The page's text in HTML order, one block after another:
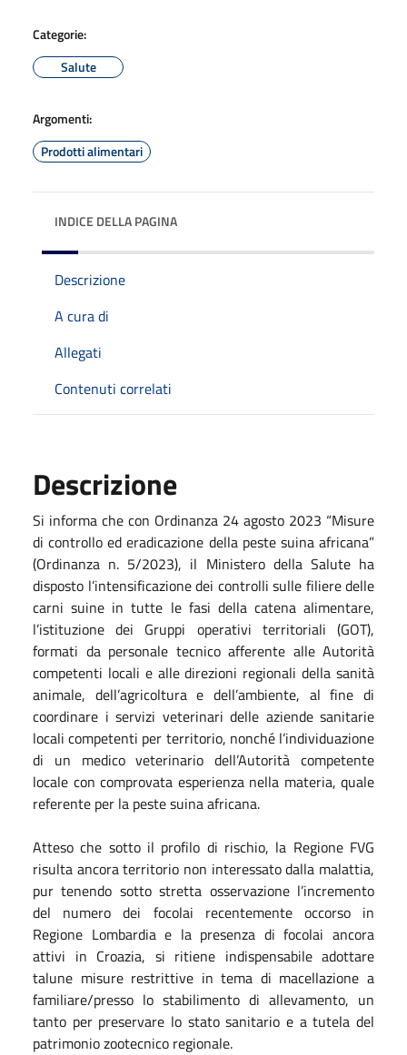
Categorie:
Salute
Argomenti:
Prodotti alimentari
INDICE DELLA PAGINA
Descrizione
A cura di
Allegati
Contenuti correlati
Descrizione
Si informa che con Ordinanza 24 agosto 2023 “Misure
di controllo ed eradicazione della peste suina africana”
(Ordinanza n. 5/2023), il Ministero della Salute ha
disposto l’intensificazione dei controlli sulle filiere delle
carni suine in tutte le fasi della catena alimentare,
l’istituzione dei Gruppi operativi territoriali (GOT),
formati da personale tecnico afferente alle Autorità
competenti locali e alle direzioni regionali della sanità
animale, dell’agricoltura e dell’ambiente, al fine di
coordinare i servizi veterinari delle aziende sanitarie
locali competenti per territorio, nonché l’individuazione
di un medico veterinario dell’Autorità competente
locale con comprovata esperienza nella materia, quale
referente per la peste suina africana.
Atteso che sotto il profilo di rischio, la Regione FVG
risulta ancora territorio non interessato dalla malattia,
pur tenendo sotto stretta osservazione l’incremento
del numero dei focolai recentemente occorso in
Regione Lombardia e la presenza di focolai ancora
attivi in Croazia, si ritiene indispensabile adottare
talune misure restrittive in tema di macellazione a
familiare/presso lo stabilimento di allevamento, un
tanto per preservare lo stato sanitario e a tutela del
patrimonio zootecnico regionale.